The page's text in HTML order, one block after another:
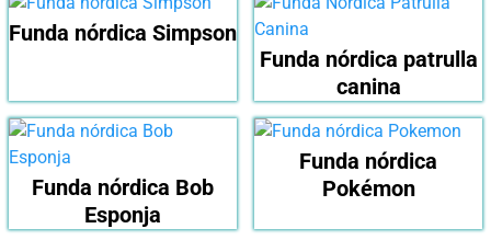
Funda nórdica Simpson
Funda nórdica patrulla
canina
Funda nórdica Bob
Esponja
Funda nórdica
Pokémon